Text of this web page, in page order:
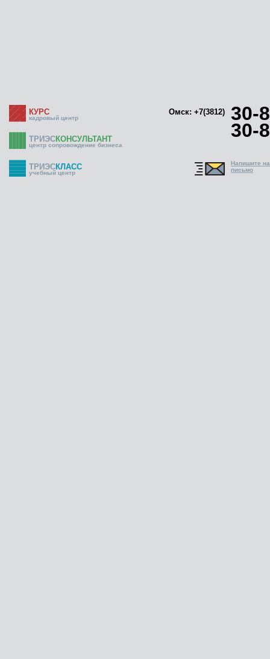
КУРС
кадровый центр
Омск: +7(3812) 30-
30-
ТРИЭСКОНСУЛЬТАНТ
центр сопровождение бизнеса
ТРИЭСКЛАСС
учебный центр
Напишите
письмо